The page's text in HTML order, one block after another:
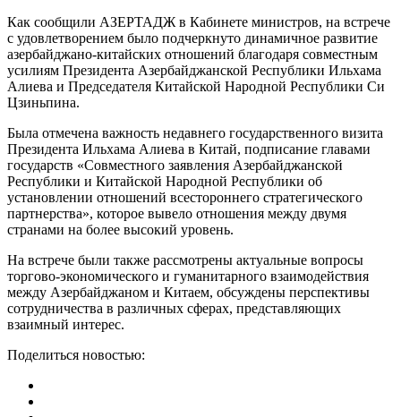
Как сообщили АЗЕРТАДЖ в Кабинете министров, на встрече
с удовлетворением было подчеркнуто динамичное развитие
азербайджано-китайских отношений благодаря совместным
усилиям Президента Азербайджанской Республики Ильхама
Алиева и Председателя Китайской Народной Республики Си
Цзиньпина.
Была отмечена важность недавнего государственного визита
Президента Ильхама Алиева в Китай, подписание главами
государств «Совместного заявления Азербайджанской
Республики и Китайской Народной Республики об
установлении отношений всестороннего стратегического
партнерства», которое вывело отношения между двумя
странами на более высокий уровень.
На встрече были также рассмотрены актуальные вопросы
торгово-экономического и гуманитарного взаимодействия
между Азербайджаном и Китаем, обсуждены перспективы
сотрудничества в различных сферах, представляющих
взаимный интерес.
Поделиться новостью: